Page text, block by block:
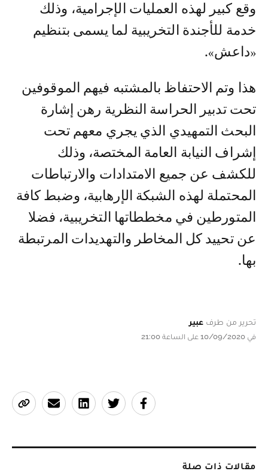
وقع كبير لهذه العمليات الإجرامية، وذلك
خدمة للأجندة التخريبية لما يسمى بتنظيم
«داعش».
هذا وتم الاحتفاظ بالمشتبه فيهم الموقوفين
تحت تدبير الحراسة النظرية رهن إشارة
البحث التمهيدي الذي يجري معهم تحت
إشراف النيابة العامة المختصة، وذلك
للكشف عن جميع الامتدادات والارتباطات
المحتملة لهذه الشبكة الإرهابية، وضبط كافة
المتورطين في مخططاتها التخريبية، فضلا
عن تحييد كل المخاطر والتهديدات المرتبطة
بها.
تحرير من طرف عبير
في 10/09/2020 على الساعة 21:00
مقالات ذات صلة